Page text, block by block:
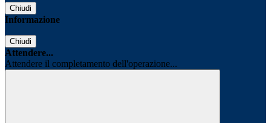
Chiudi
Informazione
Chiudi
Attendere...
Attendere il completamento dell'operazione...